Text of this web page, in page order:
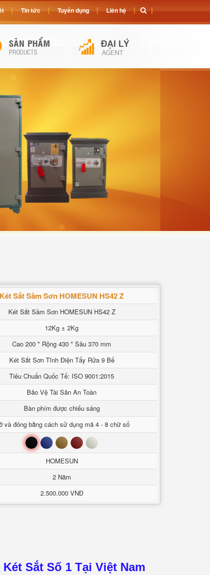
Két Sắt Sầm Sơn HOMESUN HS42 Z
Két Sắt Sầm Sơn HOMESUN HS42 Z
12Kg ± 2Kg
Cao 200 * Rộng 430 * Sâu 370 mm
Két Sắt Sơn Tĩnh Điện Tẩy Rửa 9 Bể
Tiêu Chuẩn Quốc Tế: ISO 9001:2015
Bảo Vệ Tài Sản An Toàn
Bàn phím được chiếu sáng
và đóng bằng cách sử dụng mã 4 - 8 chữ số
Đen Xanh Nâu Đỏ Trắng
HOMESUN
2 Năm
2.500.000 VNĐ
Sắt Số 1 Tại Việt Nam
Tin tức Tuyển dụng Liên hệ